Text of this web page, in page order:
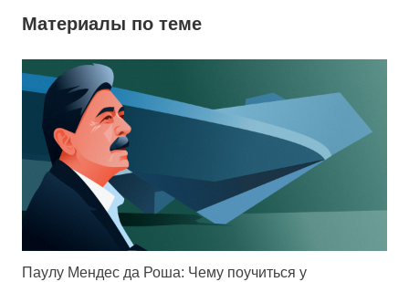
Материалы по теме
Паулу Мендес да Роша: Чему поучиться у